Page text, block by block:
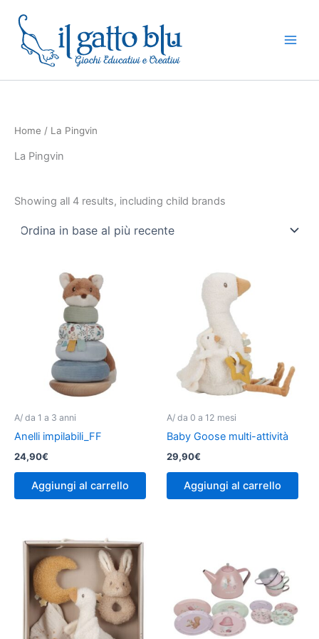
contenuto
Home / La Pingvin
La Pingvin
Showing all 4 results, including child brands
A/ da 1 a 3 anni
Anelli impilabili_FF
24,90€
Aggiungi al carrello
A/ da 0 a 12 mesi
Baby Goose multi-attività
29,90€
Aggiungi al carrello